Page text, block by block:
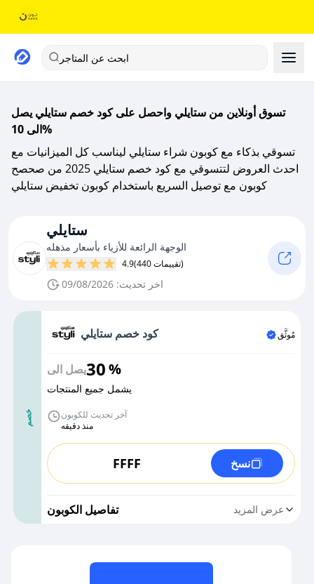
ابحث عن المتاجر
تسوق أونلاين من ستايلي واحصل على كود خصم ستايلي يصل
الى 10%
تسوقي بذكاء مع كوبون شراء ستايلي ليناسب كل الميزانيات مع
احدث العروض لتتسوقي مع كود خصم ستايلي 2025 من صحصح
كوبون مع توصيل السريع باستخدام كوبون تخفيض ستايلي
ستايلي
الوجهة الرائعة للأزياء بأسعار مذهله
4.9 (440 تقييمات)
اخر تحديث: 09/08/2026
خصم
كود خصم ستايلي مُوثَّق
يصل الى30%
يشمل جميع المنتجات
آخر تحديث للكوبون
منذ دقيقه
FFFF نسخ
تفاصيل الكوبون عرض المزيد